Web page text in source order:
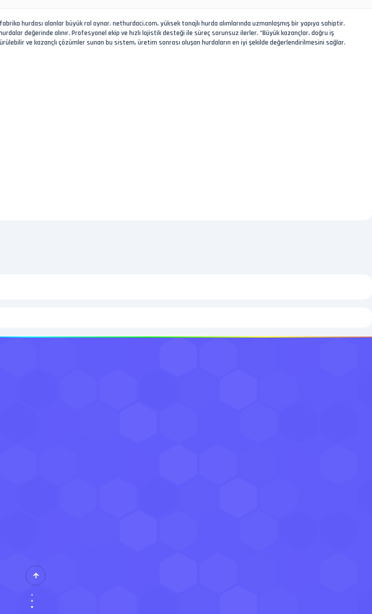
hurdası alanlar büyük rol oynar. nethurdaci.com, yüksek tonajlı hurda alımlarında uzmanlaşmış bir yapıya sahiptir.
değerinde alınır. Profesyonel ekip ve hızlı lojistik desteği ile süreç sorunsuz ilerler. “Büyük kazançlar, doğru iş
ve kazançlı çözümler sunan bu sistem, üretim sonrası oluşan hurdaların en iyi şekilde değerlendirilmesini sağlar.